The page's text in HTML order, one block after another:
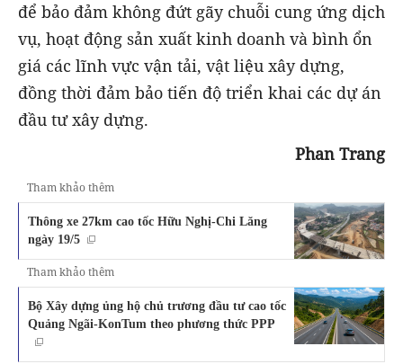
để bảo đảm không đứt gãy chuỗi cung ứng dịch
vụ, hoạt động sản xuất kinh doanh và bình ổn
giá các lĩnh vực vận tải, vật liệu xây dựng,
đồng thời đảm bảo tiến độ triển khai các dự án
đầu tư xây dựng.
Phan Trang
Tham khảo thêm
Thông xe 27km cao tốc Hữu Nghị-Chi Lăng
ngày 19/5
Tham khảo thêm
Bộ Xây dựng ủng hộ chủ trương đầu tư cao tốc
Quảng Ngãi-KonTum theo phương thức PPP